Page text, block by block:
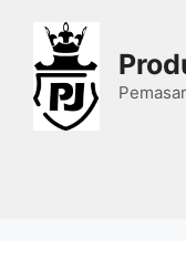
content